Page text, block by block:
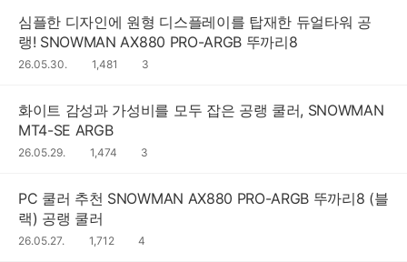
심플한 디자인에 원형 디스플레이를 탑재한 듀얼타워 공
랭! SNOWMAN AX880 PRO-ARGB 뚜까리8
26.05.30. 1,481 3
화이트 감성과 가성비를 모두 잡은 공랭 쿨러, SNOWMAN
MT4-SE ARGB
26.05.29. 1,474 3
PC 쿨러 추천 SNOWMAN AX880 PRO-ARGB 뚜까리8 (블
랙) 공랭 쿨러
26.05.27. 1,712 4